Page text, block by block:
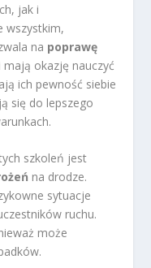
jak i
wszystkim,
na poprawę
mają okazję nauczyć
ich pewność siebie
się do lepszego
szkoleń jest
na drodze.
sytuacje
ruchu.
może